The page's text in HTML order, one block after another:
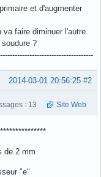
et d'augmenter
faire diminuer l'autre.
soudure ?
#2
2014-03-01 20:56:25
: 13 Site Web
de 2 mm
"e"